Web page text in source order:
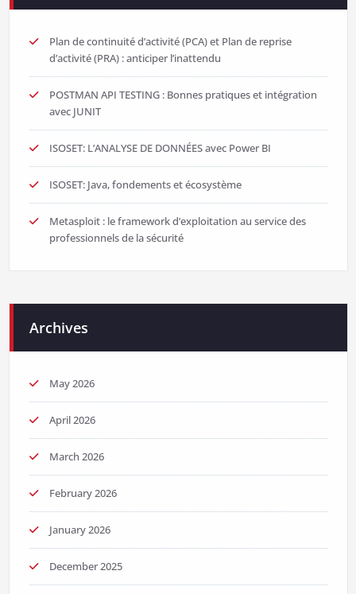
Plan de continuité d’activité (PCA) et Plan de reprise
d’activité (PRA) : anticiper l’inattendu
POSTMAN API TESTING : Bonnes pratiques et intégration
avec JUNIT
ISOSET: L’ANALYSE DE DONNÉES avec Power BI
ISOSET: Java, fondements et écosystème
Metasploit : le framework d’exploitation au service des
professionnels de la sécurité
Archives
May 2026
April 2026
March 2026
February 2026
January 2026
December 2025